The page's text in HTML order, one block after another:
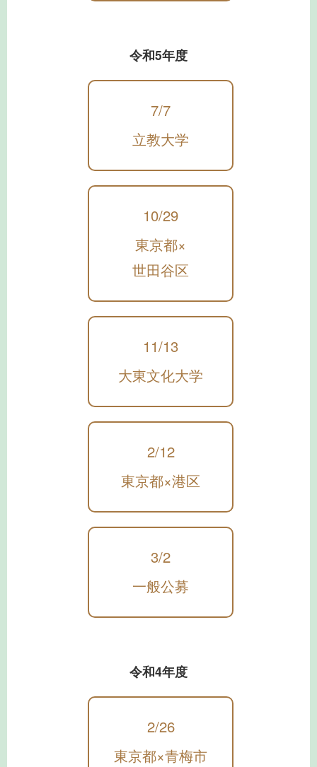
令和5年度
7/7
立教大学
10/29
東京都×
世田谷区
11/13
大東文化大学
2/12
東京都×港区
3/2
一般公募
令和4年度
2/26
東京都×青梅市